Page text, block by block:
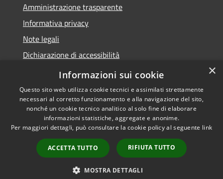
Amministrazione trasparente
Informativa privacy
Note legali
Dichiarazione di accessibilità
Accessibilità
Copyright © 2026 • Comune di
Caino • Powered by
Municipium•
Accesso
redazione
×
Informazioni sui cookie
Questo sito web utilizza cookie tecnici e assimilati strettamente
necessari al corretto funzionamento e alla navigazione del sito,
nonché un cookie tecnico analitico al solo fine di elaborare
informazioni statistiche, aggregate e anonime.
Per maggiori dettagli, può consultare la cookie policy al seguente link
ACCETTA TUTTO RIFIUTA TUTTO
MOSTRA DETTAGLI